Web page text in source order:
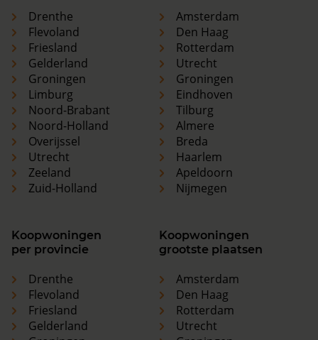
Drenthe
Flevoland
Friesland
Gelderland
Groningen
Limburg
Noord-Brabant
Noord-Holland
Overijssel
Utrecht
Zeeland
Zuid-Holland
Amsterdam
Den Haag
Rotterdam
Utrecht
Groningen
Eindhoven
Tilburg
Almere
Breda
Haarlem
Apeldoorn
Nijmegen
Koopwoningen
per provincie
Drenthe
Flevoland
Friesland
Gelderland
Koopwoningen
grootste plaatsen
Amsterdam
Den Haag
Rotterdam
Utrecht